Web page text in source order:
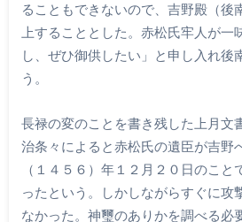
ることもできないので、吉野殿（後
上することとした。赤松氏牢人が一
し、ぜひ御供したい」と申し入れ後
う。
長禄の変のことを書き残した上月文
治条々によると赤松氏の遺臣が吉野
（１４５６）年１２月２０日のこ
ったという。しかしながらすぐに攻
なかった。神璽のありかを調べる必